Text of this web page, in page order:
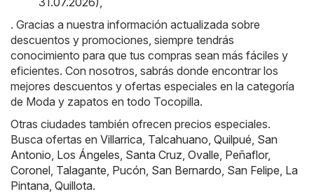
. Gracias a nuestra información actualizada sobre
descuentos y promociones, siempre tendrás
conocimiento para que tus compras sean más fáciles y
eficientes. Con nosotros, sabrás donde encontrar los
mejores descuentos y ofertas especiales en la categoría
de Moda y zapatos en todo Tocopilla.
Otras ciudades también ofrecen precios especiales.
Busca ofertas en Villarrica, Talcahuano, Quilpué, San
Antonio, Los Ángeles, Santa Cruz, Ovalle, Peñaflor,
Coronel, Talagante, Pucón, San Bernardo, San Felipe, La
Pintana, Quillota.